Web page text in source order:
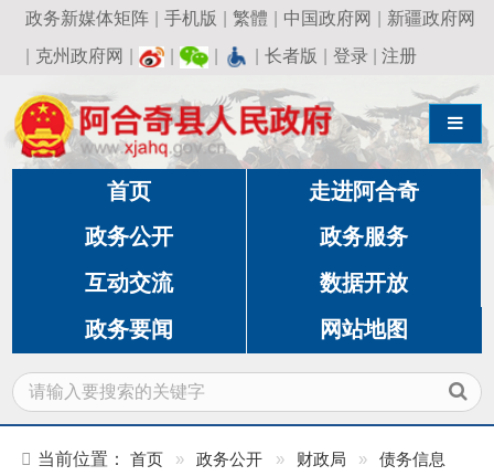
政务新媒体矩阵 | 手机版 繁體 | 中国政府网 | 新疆政府网
克州政府网 | | | 长者版 | 登录|注册
导航切换
首页 走进阿合奇
政务公开 政务服务
互动交流 数据开放
政务要闻 网站地图
»
正文